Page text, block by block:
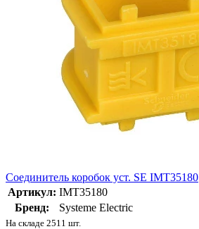
Соединитель коробок уст. SE IMT35180
Артикул: IMT35180
Бренд:
Systeme Electric
На складе 2511 шт.